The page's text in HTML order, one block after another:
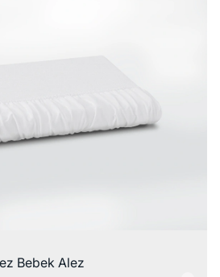
Bebek Alez